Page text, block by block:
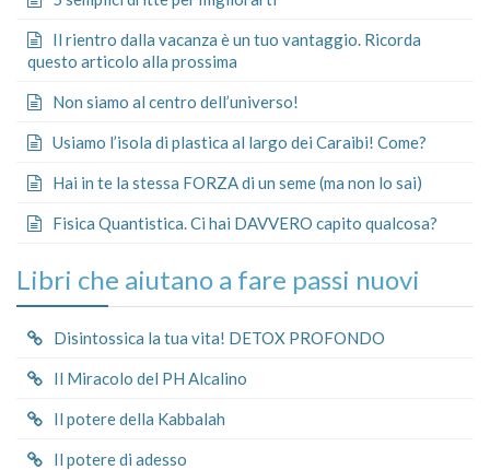
Il rientro dalla vacanza è un tuo vantaggio. Ricorda
questo articolo alla prossima
Non siamo al centro dell’universo!
Usiamo l’isola di plastica al largo dei Caraibi! Come?
Hai in te la stessa FORZA di un seme (ma non lo sai)
Fisica Quantistica. Ci hai DAVVERO capito qualcosa?
Libri che aiutano a fare passi nuovi
Disintossica la tua vita! DETOX PROFONDO
Il Miracolo del PH Alcalino
Il potere della Kabbalah
Il potere di adesso